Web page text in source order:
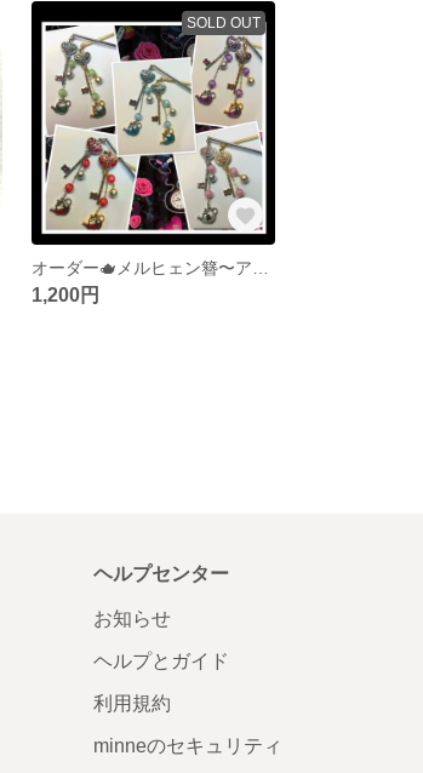
SOLD OUT
1,200円
ヘルプセンター
お知らせ
ヘルプとガイド
利用規約
minneのセキュリティ